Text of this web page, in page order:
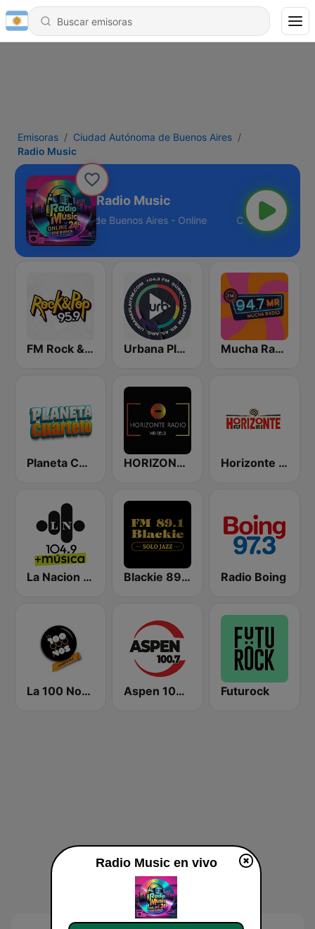
Emisoras
Ciudad Autónoma de Buenos Aires
Radio Music
Radio Music
Ciudad Autónoma de Buenos Aires - Online
FM Rock & Pop Urbana Play 104.3 FM Mucha Radio 94.7 FM
Planeta Cuarteto HORIZONTE RADIO 95.3 FM Horizonte 101.9 FM
La Nacion 104.9 Blackie 89.1 FM Radio Boing
La 100 Nogoyá Aspen 100.7 Futurock
Radio Music en vivo